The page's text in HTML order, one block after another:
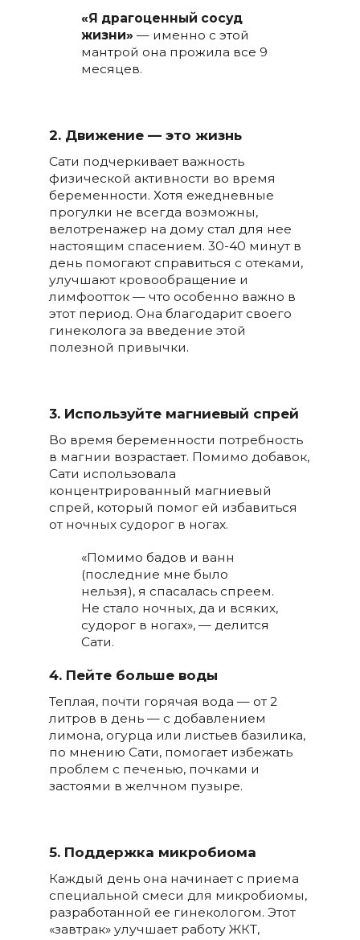
«Я драгоценный сосуд
жизни» — именно с этой
мантрой она прожила все 9
месяцев.
2. Движение — это жизнь
Сати подчеркивает важность
физической активности во время
беременности. Хотя ежедневные
прогулки не всегда возможны,
велотренажер на дому стал для нее
настоящим спасением. 30-40 минут в
день помогают справиться с отеками,
улучшают кровообращение и
лимфоотток — что особенно важно в
этот период. Она благодарит своего
гинеколога за введение этой
полезной привычки.
3. Используйте магниевый спрей
Во время беременности потребность
в магнии возрастает. Помимо добавок,
Сати использовала
концентрированный магниевый
спрей, который помог ей избавиться
от ночных судорог в ногах.
«Помимо бадов и ванн
(последние мне было
нельзя), я спасалась спреем.
Не стало ночных, да и всяких,
судорог в ногах», — делится
Сати.
4. Пейте больше воды
Теплая, почти горячая вода — от 2
литров в день — с добавлением
лимона, огурца или листьев базилика,
по мнению Сати, помогает избежать
проблем с печенью, почками и
застоями в желчном пузыре.
5. Поддержка микробиома
Каждый день она начинает с приема
специальной смеси для микробиомы,
разработанной ее гинекологом. Этот
«завтрак» улучшает работу ЖКТ,